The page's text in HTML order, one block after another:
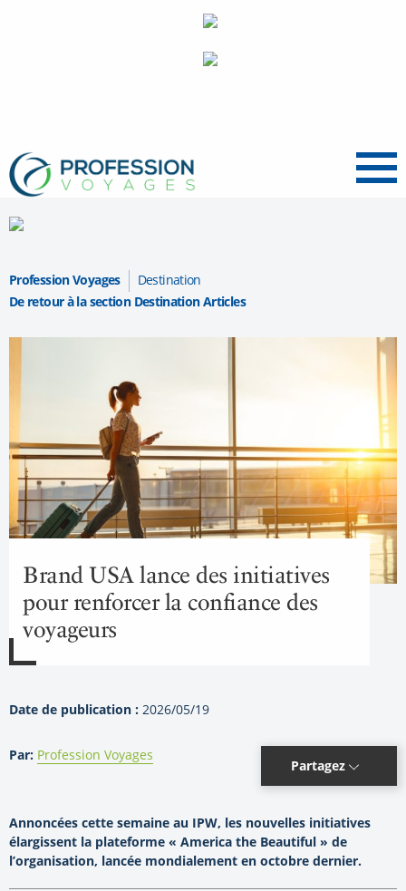
Menu
Profession Voyages
Destination
De retour à la section Destination Articles
Brand USA lance des initiatives
pour renforcer la confiance des
voyageurs
Date de publication : 2026/05/19
Par: Profession Voyages
Partagez
Annoncées cette semaine au IPW, les nouvelles initiatives
élargissent la plateforme « America the Beautiful » de
l’organisation, lancée mondialement en octobre dernier.